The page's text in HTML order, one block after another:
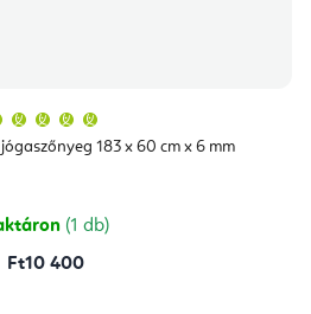
183 x 60 cm x 6 mm
átlagos
értékelése
csillag.
(1 db)
Ft10 400